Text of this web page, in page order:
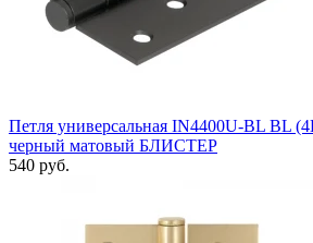
Петля универсальная IN4400U-BL BL
черный матовый БЛИСТЕР
540 руб.